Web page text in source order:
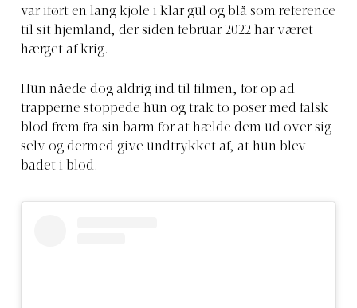
var iført en lang kjole i klar gul og blå som reference
til sit hjemland, der siden februar 2022 har været
hærget af krig.
Hun nåede dog aldrig ind til filmen, for op ad
trapperne stoppede hun og trak to poser med falsk
blod frem fra sin barm for at hælde dem ud over sig
selv og dermed give undtrykket af, at hun blev
badet i blod.